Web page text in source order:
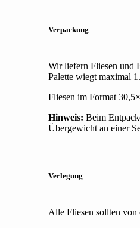
Verpackung
Wir liefern Fliesen und
Palette wiegt maximal
Fliesen im Format
Hinweis: Beim
Übergewicht an einer
Verlegung
Alle Fliesen sollten von